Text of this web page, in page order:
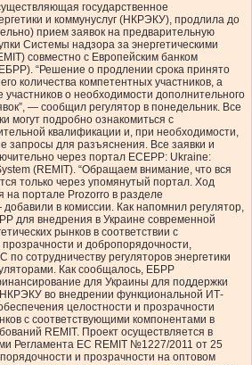
государственное
и коммунуслуг (НКРЭКУ), продлила до
прием заявок на предварительную
Системы надзора за энергетическими
совместно с Европейским банком
“Решение о продлении срока принято
количества компетентных участников, а
о необходимости дополнительного
— сообщил регулятор в понедельник. Все
могут подробно ознакомиться с
квалификации и, при необходимости,
запросы для разъяснения. Все заявки и
через портал ECEPP: Ukraine:
(REMIT). “Обращаем внимание, что вся
только через упомянутый портал. Ход
на портале Prozorro в разделе
в комиссии. Как напомнил регулятор,
для внедрения в Украине современной
рынков в соответствии с
и добропорядочности,
сотрудничеству регуляторов энергетики
Как сообщалось, ЕБРР
для Украины для поддержки
НКРЭКУ во внедрении функциональной ИТ-
целостности и прозрачности
с соответствующими компонентами в
REMIT. Проект осуществляется в
Регламента ЕС REMIT №1227/2011 от 25
и прозрачности на оптовом